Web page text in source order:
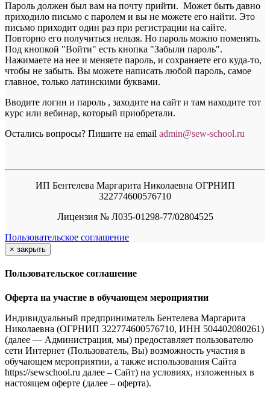
Пароль должен был вам на почту прийти. Может быть давно
приходило письмо с паролем и вы не можете его найти. Это
письмо приходит один раз при регистрации на сайте.
Повторно его получиться нельзя. Но пароль можно поменять.
Под кнопкой "Войти" есть кнопка "Забыли пароль".
Нажимаете на нее и меняете пароль, и сохраняете его куда-то,
чтобы не забыть. Вы можете написать любой пароль, самое
главное, только латинскими буквами.
Вводите логин и пароль , заходите на сайт и там находите тот
курс или вебинар, который приобретали.
Остались вопросы? Пишите на email admin@sew-school.ru
ИП Бентелева Маргарита Николаевна ОГРНИП
322774600576710
Лицензия № Л035-01298-77/02804525
Пользовательское соглашение
× закрыть
Пользовательское соглашение
Оферта на участие в обучающем мероприятии
Индивидуальный предприниматель Бентелева Маргарита
Николаевна (ОГРНИП 322774600576710, ИНН 504402080261)
(далее — Администрация, мы) предоставляет пользователю
сети Интернет (Пользователь, Вы) возможность участия в
обучающем мероприятии, а также использования Сайта
https://sewschool.ru далее – Сайт) на условиях, изложенных в
настоящем оферте (далее – оферта).